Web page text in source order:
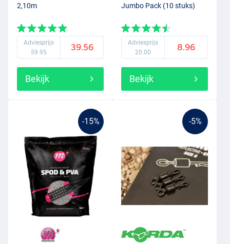
2,10m
Adviesprijs
59.95
39.56
Bekijk
Jumbo Pack (10 stuks)
Adviesprijs
20.00
8.96
Bekijk
-15% -5%